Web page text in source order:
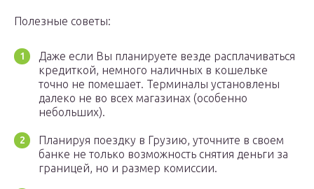
Полезные советы:
Даже если Вы планируете везде расплачиваться
кредиткой, немного наличных в кошельке
точно не помешает. Терминалы установлены
далеко не во всех магазинах (особенно
небольших).
Планируя поездку в Грузию, уточните в своем
банке не только возможность снятия деньги за
границей, но и размер комиссии.